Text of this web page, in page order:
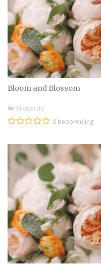
Bloom and Blossom
Vilvoorde
0 beoordeling